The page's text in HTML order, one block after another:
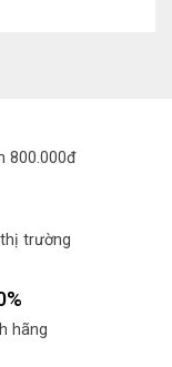
800.000đ
trường
hãng